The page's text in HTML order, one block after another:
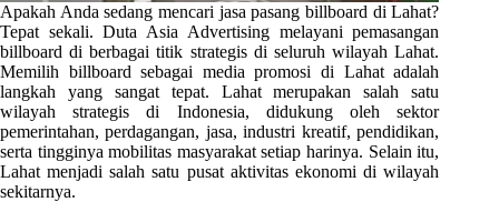
Apakah Anda sedang mencari jasa pasang billboard di Lahat?
Tepat sekali. Duta Asia Advertising melayani pemasangan
billboard di berbagai titik strategis di seluruh wilayah Lahat.
Memilih billboard sebagai media promosi di Lahat adalah
langkah yang sangat tepat. Lahat merupakan salah satu
wilayah strategis di Indonesia, didukung oleh sektor
pemerintahan, perdagangan, jasa, industri kreatif, pendidikan,
serta tingginya mobilitas masyarakat setiap harinya. Selain itu,
Lahat menjadi salah satu pusat aktivitas ekonomi di wilayah
sekitarnya.